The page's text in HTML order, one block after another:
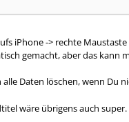
iPhone -> rechte Maustaste
gemacht, aber das kann
Daten löschen, wenn Du
wäre übrigens auch